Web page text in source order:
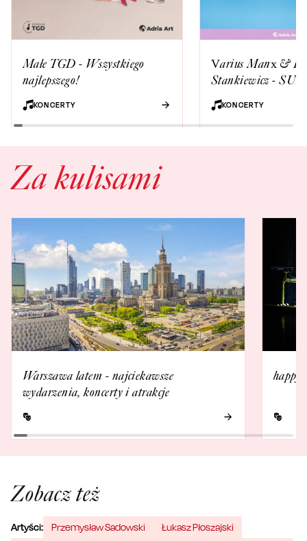
Małe TGD - Wszystkiego
najlepszego!
KONCERTY
Varius Manx &
Stankiewicz -
TOUR
KONCERTY
Za kulisami
Warszawa latem - najciekawsze
wydarzenia, koncerty i atrakcje
Zobacz też
Artyści: Przemysław Sadowski Łukasz Płoszajski